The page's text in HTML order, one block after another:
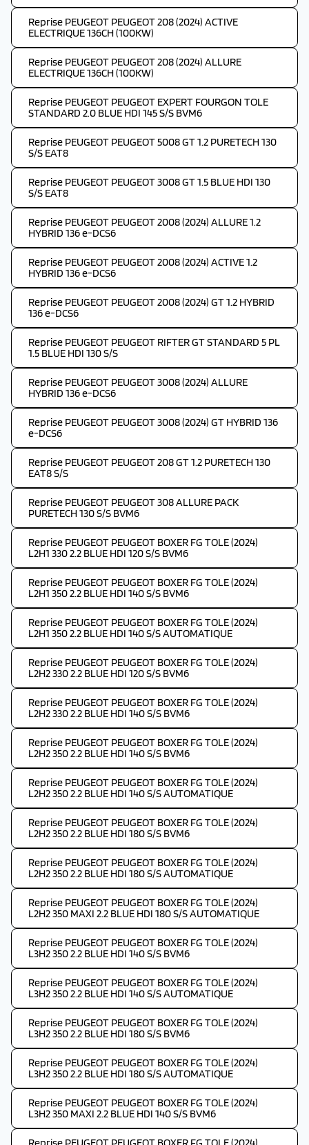
Reprise PEUGEOT PEUGEOT 208 (2024) ACTIVE
ELECTRIQUE 136CH (100KW)
Reprise PEUGEOT PEUGEOT 208 (2024) ALLURE
ELECTRIQUE 136CH (100KW)
Reprise PEUGEOT PEUGEOT EXPERT FOURGON TOLE
STANDARD 2.0 BLUE HDI 145 S/S BVM6
Reprise PEUGEOT PEUGEOT 5008 GT 1.2 PURETECH 130
S/S EAT8
Reprise PEUGEOT PEUGEOT 3008 GT 1.5 BLUE HDI 130
S/S EAT8
Reprise PEUGEOT PEUGEOT 2008 (2024) ALLURE 1.2
HYBRID 136 e-DCS6
Reprise PEUGEOT PEUGEOT 2008 (2024) ACTIVE 1.2
HYBRID 136 e-DCS6
Reprise PEUGEOT PEUGEOT 2008 (2024) GT 1.2 HYBRID
136 e-DCS6
Reprise PEUGEOT PEUGEOT RIFTER GT STANDARD 5 PL
1.5 BLUE HDI 130 S/S
Reprise PEUGEOT PEUGEOT 3008 (2024) ALLURE
HYBRID 136 e-DCS6
Reprise PEUGEOT PEUGEOT 3008 (2024) GT HYBRID 136
e-DCS6
Reprise PEUGEOT PEUGEOT 208 GT 1.2 PURETECH 130
EAT8 S/S
Reprise PEUGEOT PEUGEOT 308 ALLURE PACK
PURETECH 130 S/S BVM6
Reprise PEUGEOT PEUGEOT BOXER FG TOLE (2024)
L2H1 330 2.2 BLUE HDI 120 S/S BVM6
Reprise PEUGEOT PEUGEOT BOXER FG TOLE (2024)
L2H1 350 2.2 BLUE HDI 140 S/S BVM6
Reprise PEUGEOT PEUGEOT BOXER FG TOLE (2024)
L2H1 350 2.2 BLUE HDI 140 S/S AUTOMATIQUE
Reprise PEUGEOT PEUGEOT BOXER FG TOLE (2024)
L2H2 330 2.2 BLUE HDI 120 S/S BVM6
Reprise PEUGEOT PEUGEOT BOXER FG TOLE (2024)
L2H2 330 2.2 BLUE HDI 140 S/S BVM6
Reprise PEUGEOT PEUGEOT BOXER FG TOLE (2024)
L2H2 350 2.2 BLUE HDI 140 S/S BVM6
Reprise PEUGEOT PEUGEOT BOXER FG TOLE (2024)
L2H2 350 2.2 BLUE HDI 140 S/S AUTOMATIQUE
Reprise PEUGEOT PEUGEOT BOXER FG TOLE (2024)
L2H2 350 2.2 BLUE HDI 180 S/S BVM6
Reprise PEUGEOT PEUGEOT BOXER FG TOLE (2024)
L2H2 350 2.2 BLUE HDI 180 S/S AUTOMATIQUE
Reprise PEUGEOT PEUGEOT BOXER FG TOLE (2024)
L2H2 350 MAXI 2.2 BLUE HDI 180 S/S AUTOMATIQUE
Reprise PEUGEOT PEUGEOT BOXER FG TOLE (2024)
L3H2 350 2.2 BLUE HDI 140 S/S BVM6
Reprise PEUGEOT PEUGEOT BOXER FG TOLE (2024)
L3H2 350 2.2 BLUE HDI 140 S/S AUTOMATIQUE
Reprise PEUGEOT PEUGEOT BOXER FG TOLE (2024)
L3H2 350 2.2 BLUE HDI 180 S/S BVM6
Reprise PEUGEOT PEUGEOT BOXER FG TOLE (2024)
L3H2 350 2.2 BLUE HDI 180 S/S AUTOMATIQUE
Reprise PEUGEOT PEUGEOT BOXER FG TOLE (2024)
L3H2 350 MAXI 2.2 BLUE HDI 140 S/S BVM6